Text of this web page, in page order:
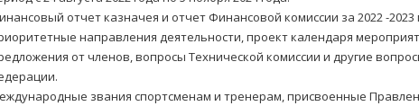
отчет казначея и отчет Финансовой комиссии за 2022 -2023
направления деятельности, проект календаря
от членов, вопросы Технической комиссии и другие
звания спортсменам и тренерам, присвоенные